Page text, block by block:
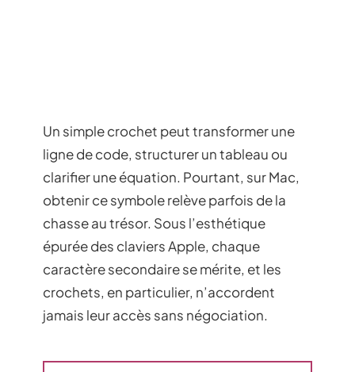
Un simple crochet peut transformer une
ligne de code, structurer un tableau ou
clarifier une équation. Pourtant, sur Mac,
obtenir ce symbole relève parfois de la
chasse au trésor. Sous l’esthétique
épurée des claviers Apple, chaque
caractère secondaire se mérite, et les
crochets, en particulier, n’accordent
jamais leur accès sans négociation.